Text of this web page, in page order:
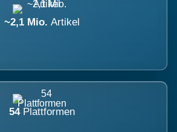
~2,1 Mio. Artikel
54 Plattformen